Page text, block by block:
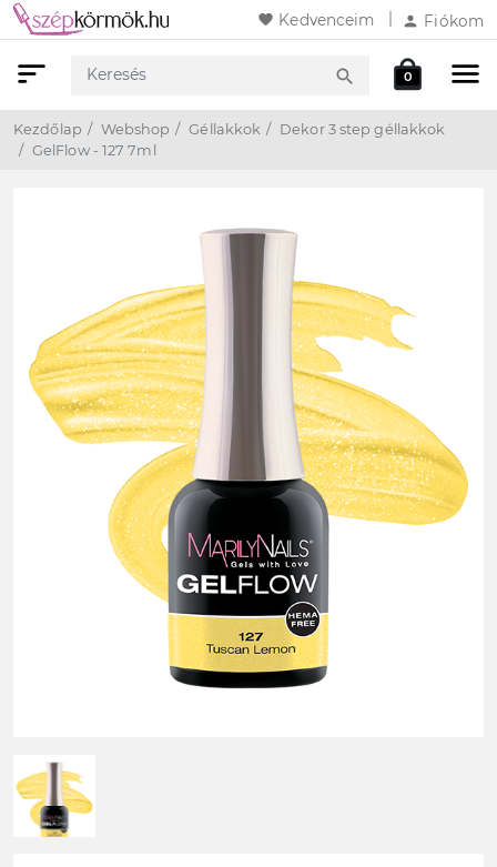
favorite Kedvenceim person Fiókom
menu
sort
Webshop
search
Keresés
local_mall
Kosár
0
Kezdőlap Webshop Géllakkok
Dekor 3 step géllakkok
GelFlow - 127 7ml